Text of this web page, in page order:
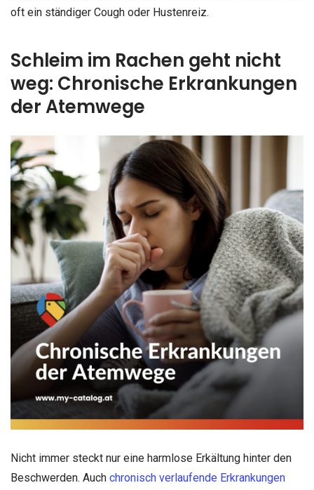
oft ein ständiger Cough oder Hustenreiz.
Schleim im Rachen geht nicht
weg: Chronische Erkrankungen
der Atemwege
Nicht immer steckt nur eine harmlose Erkältung hinter den
Beschwerden. Auch chronisch verlaufende Erkrankungen